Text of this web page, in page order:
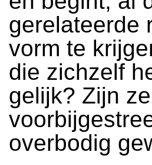
gerelateerde
vorm te
die zichzelf
gelijk? Zijn
overbodig